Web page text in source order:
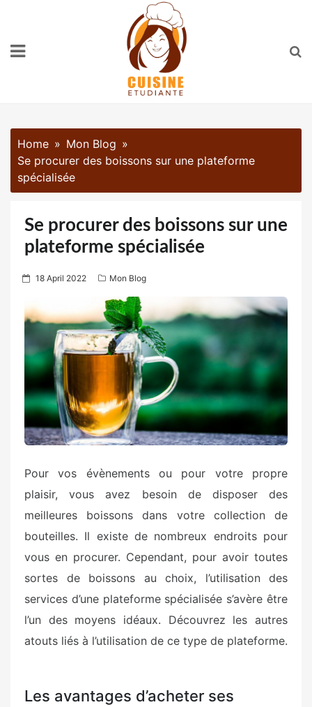
content
Home
Mon Blog
Se procurer des boissons sur une plateforme
spécialisée
Se procurer des boissons sur une
plateforme spécialisée
P
s
d
o
n
18 April 2022 Mon Blog
Pour vos évènements ou pour votre propre
plaisir, vous avez besoin de disposer des
meilleures boissons dans votre collection de
bouteilles. Il existe de nombreux endroits pour
vous en procurer. Cependant, pour avoir toutes
sortes de boissons au choix, l’utilisation des
services d’une plateforme spécialisée s’avère être
l’un des moyens idéaux. Découvrez les autres
atouts liés à l’utilisation de ce type de plateforme.
Les avantages d’acheter ses